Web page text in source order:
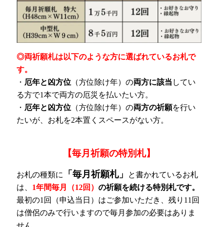
◎両祈願札は以下のような方に選ばれているお札で
す。
・ 厄年と凶方位 （方位除け年）の両方に該当 してい
る方で1本で両方の厄災を払いたい方。
・ 厄年と凶方位 （方位除け年）の両方の祈願を行い
たいが、お札を2本置くスペースがない方。
【毎月祈願の特別札】
お札の種類に 「毎月祈願札」
と書かれているお札
は、 1年間毎月（12回）の祈願を続ける特別札です。
最初の1回（申込当日）はご参加いただき、残り11回
は僧侶のみで行いますので毎月参加の必要はありま
せん。